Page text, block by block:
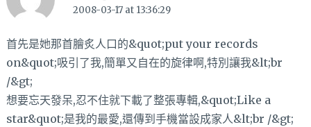
2008-03-17 at 13:36:29
首先是她那首膾炙人口的&quot;put your records
on&quot;吸引了我,簡單又自在的旋律啊,特別讓我&lt;br
/&gt;
想要忘天發呆,忍不住就下載了整張專輯,&quot;Like a
star&quot;是我的最愛,還傳到手機當設成家人&lt;br /&gt;